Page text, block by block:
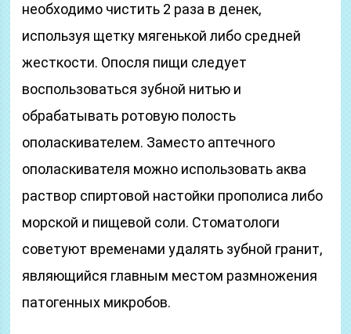
необходимо чистить 2 раза в денек,
используя щетку мягенькой либо средней
жесткости. Опосля пищи следует
воспользоваться зубной нитью и
обрабатывать ротовую полость
ополаскивателем. Заместо аптечного
ополаскивателя можно использовать аква
раствор спиртовой настойки прополиса либо
морской и пищевой соли. Стоматологи
советуют временами удалять зубной гранит,
являющийся главным местом размножения
патогенных микробов.